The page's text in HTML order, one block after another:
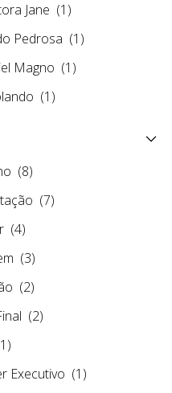
Jane (1)
Pedrosa (1)
Magno (1)
(1)
(8)
(7)
(4)
(3)
(2)
(2)
Executivo (1)